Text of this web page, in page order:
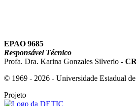
EPAO 9685
Responsável Técnico
Profa. Dra. Karina Gonzales Silverio -
© 1969 - 2026 - Universidade Estadual
Projeto